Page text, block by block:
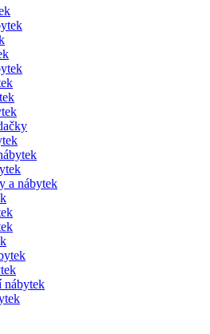
a nábytek
nábytek